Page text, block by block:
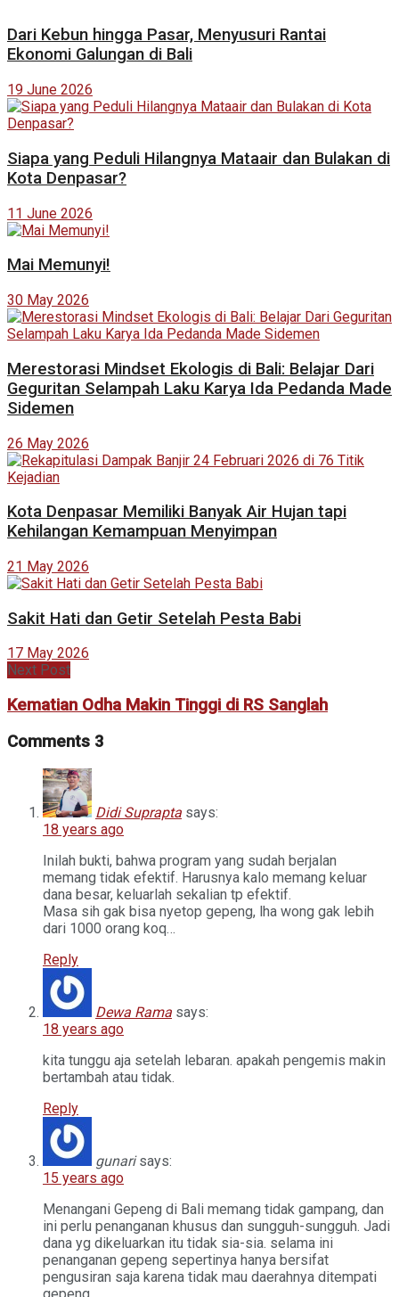
Dari Kebun hingga Pasar, Menyusuri Rantai
Ekonomi Galungan di Bali
19 June 2026
Siapa yang Peduli Hilangnya Mataair dan Bulakan di
Kota Denpasar?
11 June 2026
Mai Memunyi!
30 May 2026
Merestorasi Mindset Ekologis di Bali: Belajar Dari
Geguritan Selampah Laku Karya Ida Pedanda Made
Sidemen
26 May 2026
Kota Denpasar Memiliki Banyak Air Hujan tapi
Kehilangan Kemampuan Menyimpan
21 May 2026
Sakit Hati dan Getir Setelah Pesta Babi
17 May 2026
Next Post
Kematian Odha Makin Tinggi di RS Sanglah
Comments 3
Didi Suprapta says:
18 years ago
Inilah bukti, bahwa program yang sudah berjalan
memang tidak efektif. Harusnya kalo memang keluar
dana besar, keluarlah sekalian tp efektif.
Masa sih gak bisa nyetop gepeng, lha wong gak lebih
dari 1000 orang koq…
Reply
Dewa Rama says:
18 years ago
kita tunggu aja setelah lebaran. apakah pengemis makin
bertambah atau tidak.
Reply
gunari says:
15 years ago
Menangani Gepeng di Bali memang tidak gampang, dan
ini perlu penanganan khusus dan sungguh-sungguh. Jadi
dana yg dikeluarkan itu tidak sia-sia. selama ini
penanganan gepeng sepertinya hanya bersifat
pengusiran saja karena tidak mau daerahnya ditempati
gepeng.